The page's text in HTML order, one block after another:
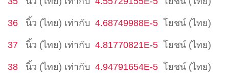
36 นิ้ว (ไทย) เท่ากับ 4.68749988E-5 โยชน์ (ไทย)
37 นิ้ว (ไทย) เท่ากับ 4.81770821E-5 โยชน์ (ไทย)
38 นิ้ว (ไทย) เท่ากับ 4.94791654E-5 โยชน์ (ไทย)